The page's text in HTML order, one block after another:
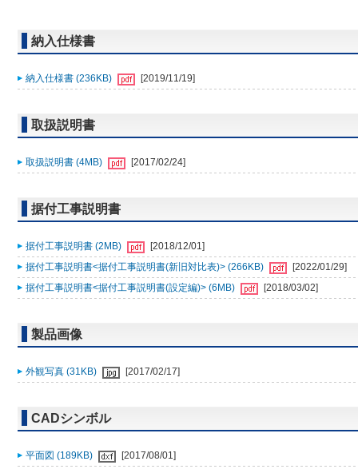
納入仕様書
納入仕様書 (236KB) [2019/11/19]
取扱説明書
取扱説明書 (4MB) [2017/02/24]
据付工事説明書
据付工事説明書 (2MB)
[2018/12/01]
据付工事説明書<据付工事説明書(新旧対比表)> (266KB)
[2022/01/29]
据付工事説明書<据付工事説明書(設定編)> (6MB)
[2018/03/02]
製品画像
外観写真 (31KB) [2017/02/17]
CADシンボル
平面図 (189KB)
[2017/08/01]